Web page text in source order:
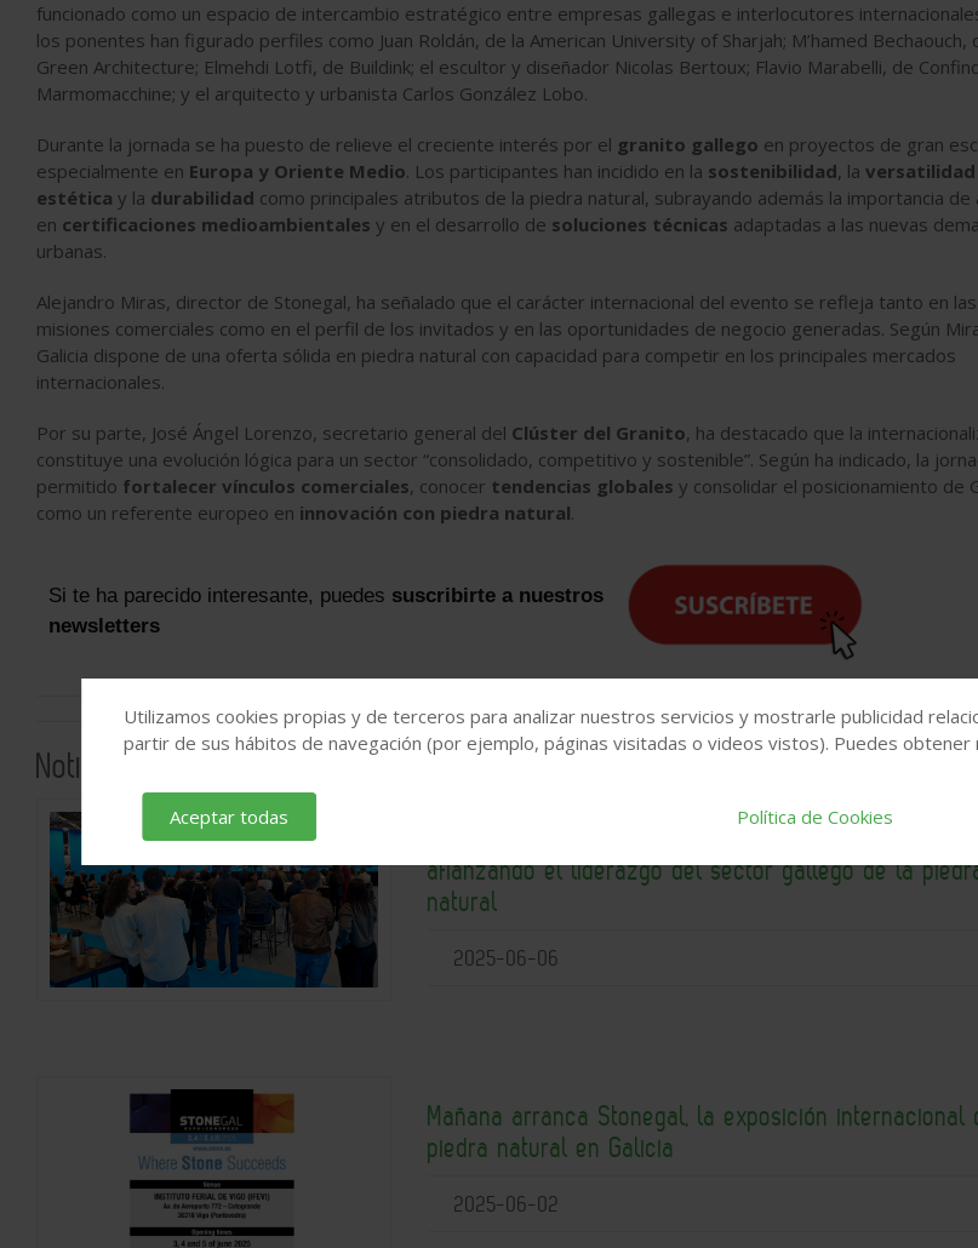
funcionado como un espacio de intercambio estratégico entre empresas gallegas e interlocutores
los ponentes han figurado perfiles como Juan Roldán, de la American University of Sharjah; M’hamed Bechaouch,
Green Architecture; Elmehdi Lotfi, de Buildink; el escultor y diseñador Nicolas Bertoux; Flavio Marabelli, de
Marmomacchine; y el arquitecto y urbanista Carlos González Lobo.
Durante la jornada se ha puesto de relieve el creciente interés por el granito gallego en proyectos de gran
especialmente en Europa y Oriente Medio. Los participantes han incidido en la sostenibilidad, la versatilidad
estética y la durabilidad como principales atributos de la piedra natural, subrayando además la importancia de
en certificaciones medioambientales y en el desarrollo de soluciones técnicas adaptadas a las nuevas
urbanas.
Alejandro Miras, director de Stonegal, ha señalado que el carácter internacional del evento se refleja tanto en las
misiones comerciales como en el perfil de los invitados y en las oportunidades de negocio generadas. Según
Galicia dispone de una oferta sólida en piedra natural con capacidad para competir en los principales mercados
internacionales.
Por su parte, José Ángel Lorenzo, secretario general del Clúster del Granito, ha destacado que la
constituye una evolución lógica para un sector “consolidado, competitivo y sostenible”. Según ha indicado, la
permitido fortalecer vínculos comerciales, conocer tendencias globales y consolidar el posicionamiento de
como un referente europeo en innovación con piedra natural.
Si te ha parecido interesante, puedes suscribirte a nuestros
newsletters
Noticias relacionadas
afianzando el liderazgo del sector gallego de la
natural
2025-06-06
Mañana arranca Stonegal, la exposición internacional
piedra natural en Galicia
2025-06-02
Utilizamos cookies propias y de terceros para analizar nuestros servicios y mostrarle publicidad
partir de sus hábitos de navegación (por ejemplo, páginas visitadas o videos vistos). Puedes
Aceptar todas Política de Cookies